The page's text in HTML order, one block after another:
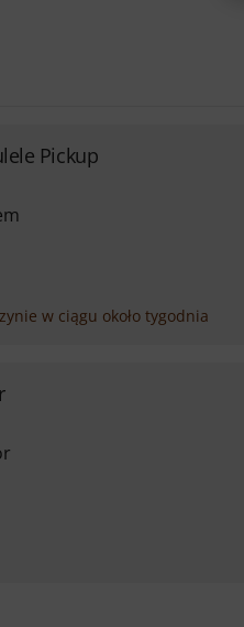
Pickup
w ciągu około tygodnia